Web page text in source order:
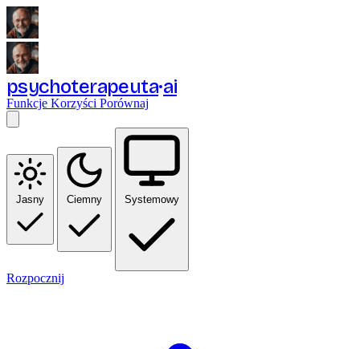
psychoterapeuta ai
Funkcje Korzyści Porównaj
Jasny Ciemny Systemowy
Rozpocznij